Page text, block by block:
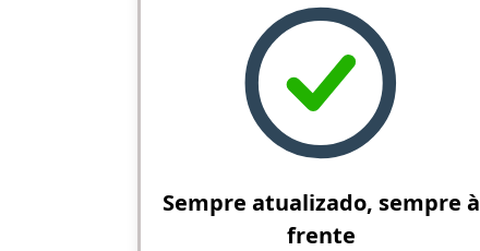
Sempre atualizado, sempre à
frente